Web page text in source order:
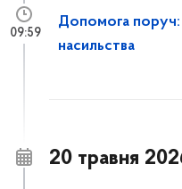
Допомога поруч:
насильства
09:59
20 травня